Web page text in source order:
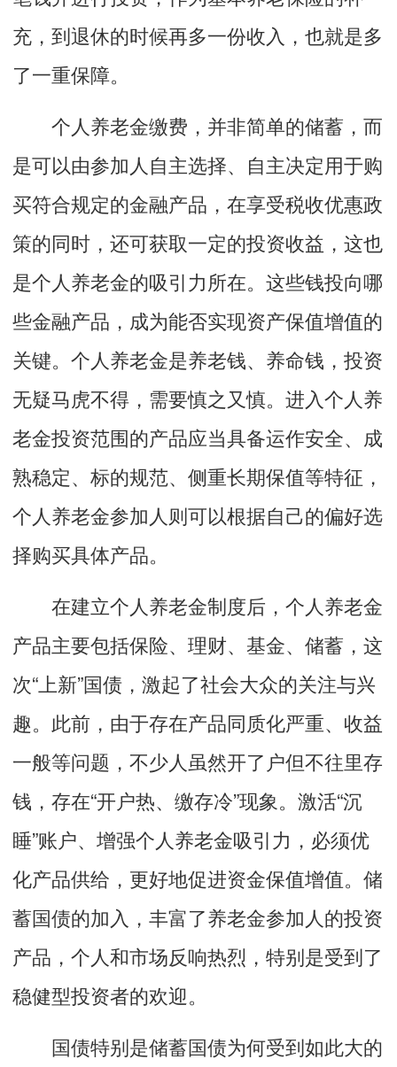
充，到退休的时候再多一份收入，也就是多
了一重保障。
个人养老金缴费，并非简单的储蓄，而
是可以由参加人自主选择、自主决定用于购
买符合规定的金融产品，在享受税收优惠政
策的同时，还可获取一定的投资收益，这也
是个人养老金的吸引力所在。这些钱投向哪
些金融产品，成为能否实现资产保值增值的
关键。个人养老金是养老钱、养命钱，投资
无疑马虎不得，需要慎之又慎。进入个人养
老金投资范围的产品应当具备运作安全、成
熟稳定、标的规范、侧重长期保值等特征，
个人养老金参加人则可以根据自己的偏好选
择购买具体产品。
在建立个人养老金制度后，个人养老金
产品主要包括保险、理财、基金、储蓄，这
次“上新”国债，激起了社会大众的关注与兴
趣。此前，由于存在产品同质化严重、收益
一般等问题，不少人虽然开了户但不往里存
钱，存在“开户热、缴存冷”现象。激活“沉
睡”账户、增强个人养老金吸引力，必须优
化产品供给，更好地促进资金保值增值。储
蓄国债的加入，丰富了养老金参加人的投资
产品，个人和市场反响热烈，特别是受到了
稳健型投资者的欢迎。
国债特别是储蓄国债为何受到如此大的